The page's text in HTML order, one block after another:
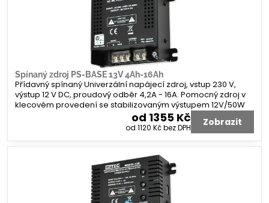
Spínaný zdroj PS-BASE 13V 4Ah-16Ah
Přídavný spínaný Univerzální napájecí zdroj, vstup 230 V,
výstup 12 V DC, proudový odběr 4,2A - 16A. Pomocný zdroj v
klecovém provedení se stabilizovaným výstupem 12V/50W
od 1355 Kč
od 1120 Kčbez DPH Zobrazit